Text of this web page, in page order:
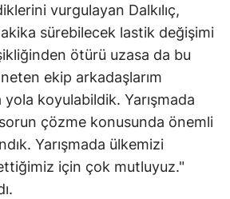
vurgulayan Dalkılıç,
sürebilecek lastik değişimi
ötürü uzasa da bu
ekip arkadaşlarım
yola koyulabildik. Yarışmada
çözme konusunda önemli
Yarışmada ülkemizi
için çok mutluyuz."